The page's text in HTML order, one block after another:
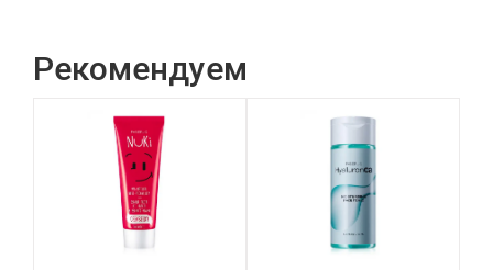
Рекомендуем